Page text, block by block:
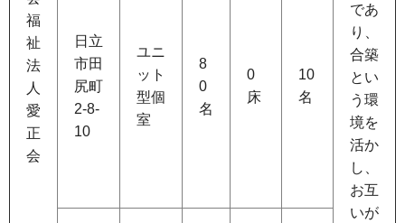
福
祉
法
人
愛
正
会
であ
り、
合築
とい
う環
境を
活か
し、
お互
いが
日立
市田
尻町
2-8-
10
ユニ
ット
型個
室
8
0
名
0
床
10
名